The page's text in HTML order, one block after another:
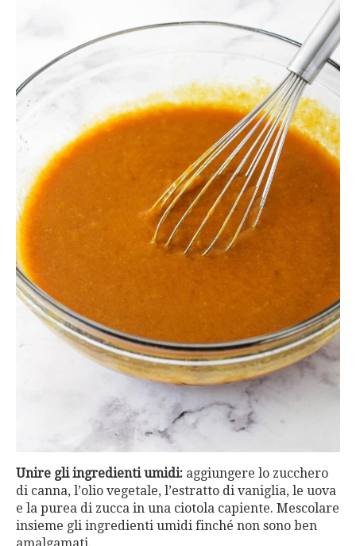
Unire gli ingredienti umidi: aggiungere lo zucchero
di canna, l’olio vegetale, l’estratto di vaniglia, le uova
e la purea di zucca in una ciotola capiente. Mescolare
insieme gli ingredienti umidi finché non sono ben